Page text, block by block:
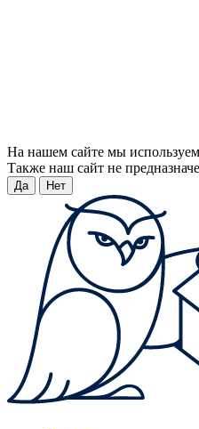
На нашем сайте мы
Также наш сайт не
Да Нет